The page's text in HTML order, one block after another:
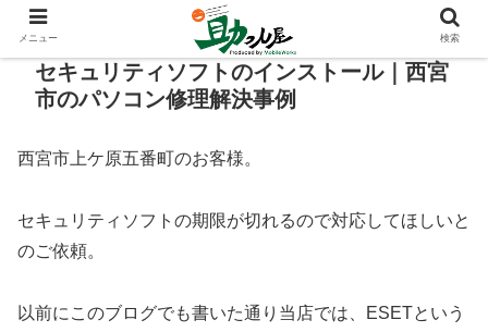
セキュリティソフトのインストール｜西宮
市のパソコン修理解決事例
西宮市上ケ原五番町のお客様。
セキュリティソフトの期限が切れるので対応してほしいと
のご依頼。
以前にこのブログでも書いた通り当店では、ESETという
メニュー 検索